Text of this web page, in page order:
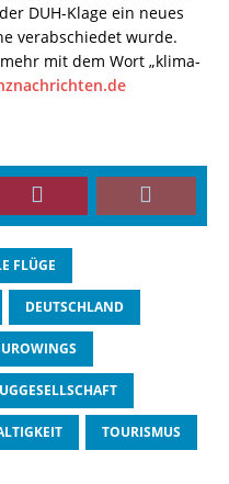
DUH-Klage ein neues
verabschiedet wurde.
mit dem Wort „klima­
FLÜGE
DEUTSCHLAND
TOURISMUS